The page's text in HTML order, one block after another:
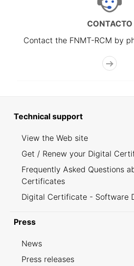
CONTACTO
Contact the FNMT-RCM by
Technical support
View the Web site
Get / Renew your Digital
Frequently Asked Questions
Certificates
Digital Certificate - Software
Press
News
Press releases